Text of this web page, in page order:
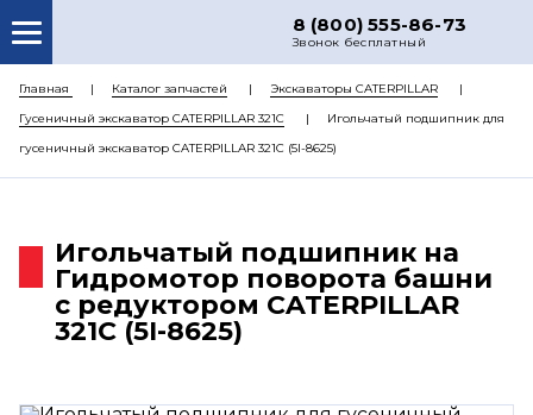
8 (800) 555-86-73
Звонок бесплатный
О НАС
КАТАЛОГ ЗАПЧАСТЕЙ
РЕМОНТ
ЦЕНЫ
КОНТАКТЫ
Главная Каталог запчастей
Экскаваторы CATERPILLAR
Гусеничный экскаватор CATERPILLAR 321C
Игольчатый подшипник для
гусеничный экскаватор CATERPILLAR 321C (5I-8625)
Игольчатый подшипник на
Гидромотор поворота башни
с редуктором CATERPILLAR
321C (5I-8625)